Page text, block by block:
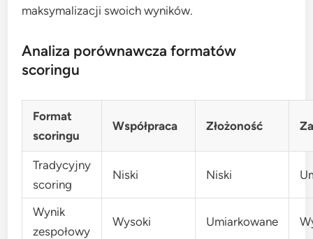
maksymalizacji swoich wyników.
Analiza porównawcza formatów
scoringu
Format
scoringu
Współpraca Złożoność
Tradycyjny
scoring
Niski Niski
Wynik
zespołowy
Wysoki Umiarkowane